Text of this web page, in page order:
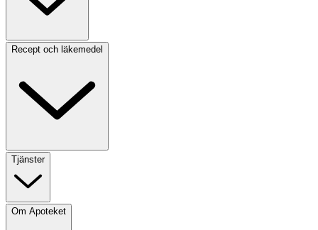
Recept och läkemedel
Tjänster
Om Apoteket